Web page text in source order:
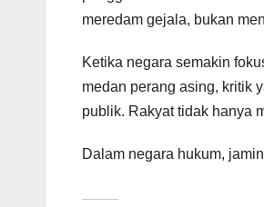
meredam gejala, bukan
Ketika negara semakin
medan perang asing, kritik
publik. Rakyat tidak hanya
Dalam negara hukum,